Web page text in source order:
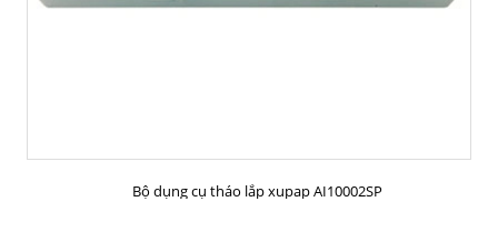
MUA HÀNG
Bộ dụng cụ tháo lắp xupap AI10002SP